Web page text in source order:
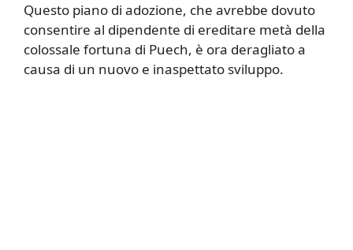
Questo piano di adozione, che avrebbe dovuto
consentire al dipendente di ereditare metà della
colossale fortuna di Puech, è ora deragliato a
causa di un nuovo e inaspettato sviluppo.